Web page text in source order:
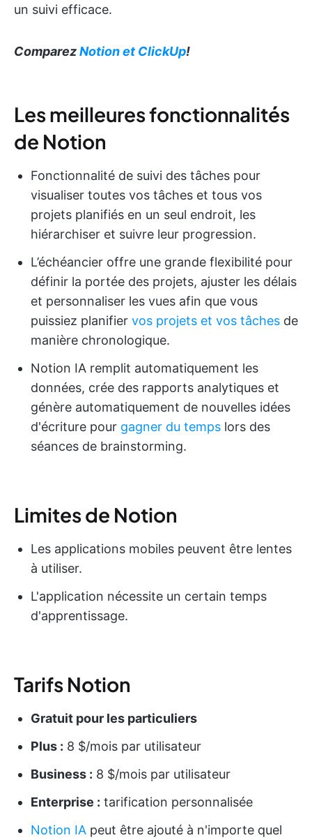
un suivi efficace.
ComparezNotion et ClickUp!
Les meilleures fonctionnalités
de Notion
Fonctionnalité de suivi des tâches pour
visualiser toutes vos tâches et tous vos
projets planifiés en un seul endroit, les
hiérarchiser et suivre leur progression.
L’échéancier offre une grande flexibilité pour
définir la portée des projets, ajuster les délais
et personnaliser les vues afin que vous
puissiez planifier vos projets et vos tâches de
manière chronologique.
Notion IA remplit automatiquement les
données, crée des rapports analytiques et
génère automatiquement de nouvelles idées
d'écriture pour gagner du temps lors des
séances de brainstorming.
Limites de Notion
Les applications mobiles peuvent être lentes
à utiliser.
L'application nécessite un certain temps
d'apprentissage.
Tarifs Notion
Gratuit pour les particuliers
Plus : 8 $/mois par utilisateur
Business : 8 $/mois par utilisateur
Enterprise : tarification personnalisée
Notion IA peut être ajouté à n'importe quel